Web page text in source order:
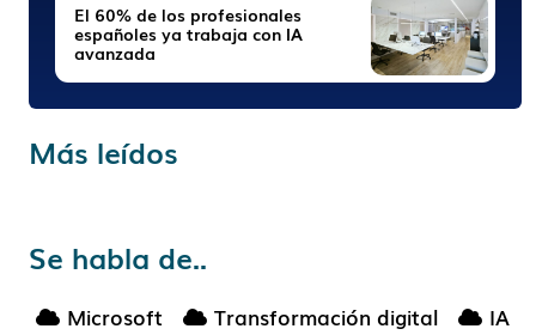
El 60% de los profesionales
españoles ya trabaja con IA
avanzada
Más leídos
Se habla de..
Microsoft Transformación digital
IA